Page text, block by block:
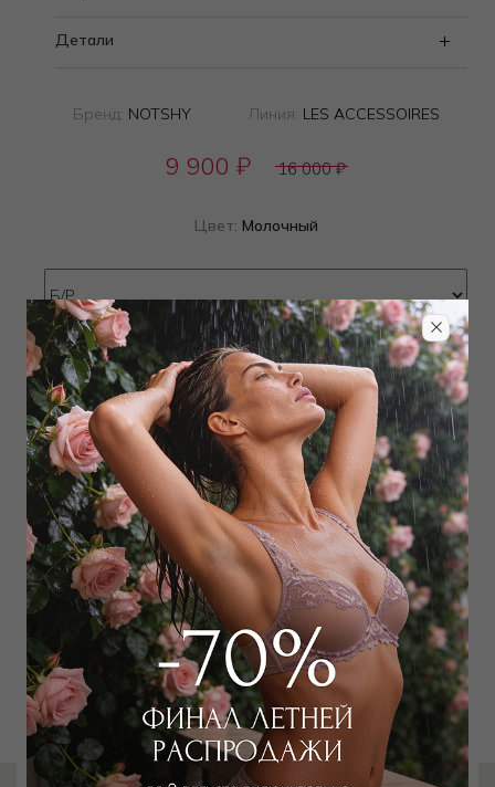
Детали
Бренд: NOTSHY Линия: LES ACCESSOIRES
9 900 ₽ 16 000₽
Цвет: Молочный
Определить размер
Наличие в магазинах
Добавитьв корзину
Добавить в избранное
Забронировать в магазине
Вам может подойти